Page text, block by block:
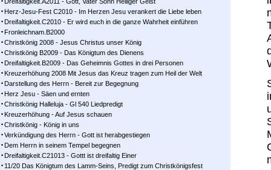
Herz-Jesu-Fest C2010 - Im Herzen Jesu verankert die Liebe leben
Dreifaltigkeit.C2010 - Er wird euch in die ganze Wahrheit einführen
Fronleichnam.B2000
Christkönig 2008 - Jesus Christus unser König
Christkönig B2009 - Das Königtum des Dienens
Dreifaltigkeit.B2009 - Das Geheimnis Gottes in drei Personen
Kreuzerhöhung 2008 Mit Jesus das Kreuz tragen zum Heil der Welt
Darstellung des Herrn - Bereit zur Begegnung
Herz Jesu - Säen und ernten
Christkönig Halleluja - Gl 540 Liedpredigt
Kreuzerhöhung - Auf Jesus schauen
Christkönig - König in uns
Verkündigung des Herrn - Gott ist herabgestiegen
Dem Herrn in seinem Tempel begegnen
Dreifaltigkeit.C21013 - Gottt ist dreifaltig Einer
11/20 Das Königtum des Lamm-Seins, Predigt zum Christkönigsfest